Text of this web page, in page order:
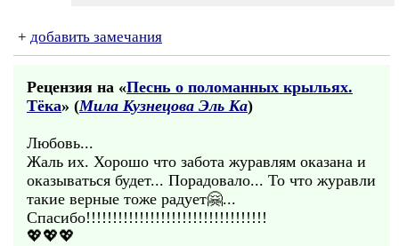
+ добавить замечания
Рецензия на «Песнь о поломанных крыльях.
Тёка» (Мила Кузнецова Эль Ка)
Любовь...
Жаль их. Хорошо что забота журавлям оказана и
оказываться будет... Порадовало... То что журавли
такие верные тоже радует🤗...
Спасибо!!!!!!!!!!!!!!!!!!!!!!!!!!!!!!!!!!
💖💖💖